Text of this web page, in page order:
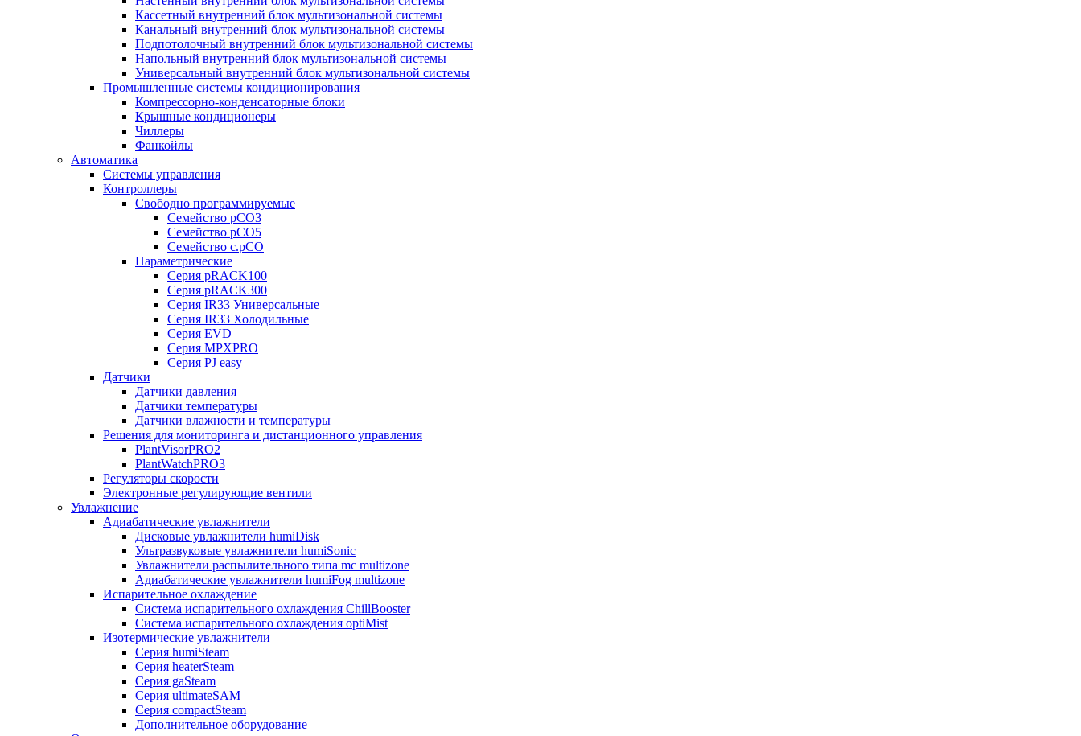
Кассетный внутренний блок мультизональной системы
Канальный внутренний блок мультизональной системы
Подпотолочный внутренний блок мультизональной системы
Напольный внутренний блок мультизональной системы
Универсальный внутренний блок мультизональной системы
Промышленные системы кондиционирования
Компрессорно-конденсаторные блоки
Крышные кондиционеры
Чиллеры
Фанкойлы
Автоматика
Системы управления
Контроллеры
Свободно программируемые
Семейство pCO3
Семейство pCO5
Семейство c.pCO
Параметрические
Серия pRACK100
Серия pRACK300
Серия IR33 Универсальные
Серия IR33 Холодильные
Серия EVD
Серия MPXPRO
Серия PJ easy
Датчики
Датчики давления
Датчики температуры
Датчики влажности и температуры
Решения для мониторинга и дистанционного управления
PlantVisorPRO2
PlantWatchPRO3
Регуляторы скорости
Электронные регулирующие вентили
Увлажнение
Адиабатические увлажнители
Дисковые увлажнители humiDisk
Ультразвуковые увлажнители humiSonic
Увлажнители распылительного типа mc multizone
Адиабатические увлажнители humiFog multizone
Испарительное охлаждение
Система испарительного охлаждения ChillBooster
Система испарительного охлаждения optiMist
Изотермические увлажнители
Серия humiSteam
Серия heaterSteam
Серия gaSteam
Серия ultimateSAM
Серия compactSteam
Дополнительное оборудование